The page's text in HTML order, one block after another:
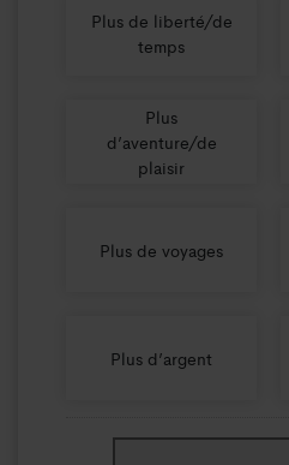
Plus de liberté/de
temps
Plus
d’aventure/de
plaisir
Plus de voyages
Plus d’argent